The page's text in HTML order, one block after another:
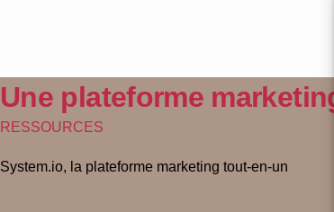
Une plateforme
RESSOURCES
System.io, la plateforme marketing tout-en-un